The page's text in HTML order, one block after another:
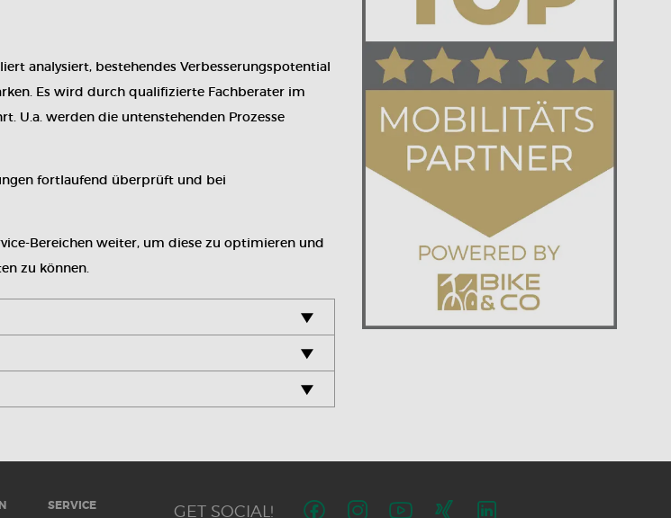
analysiert, bestehendes Verbesserungspotential
Es wird durch qualifizierte Fachberater im
U.a. werden die untenstehenden Prozesse
fortlaufend überprüft und bei
Bereichen weiter, um diese zu optimieren und
zu können.
SERVICE GET SOCIAL!